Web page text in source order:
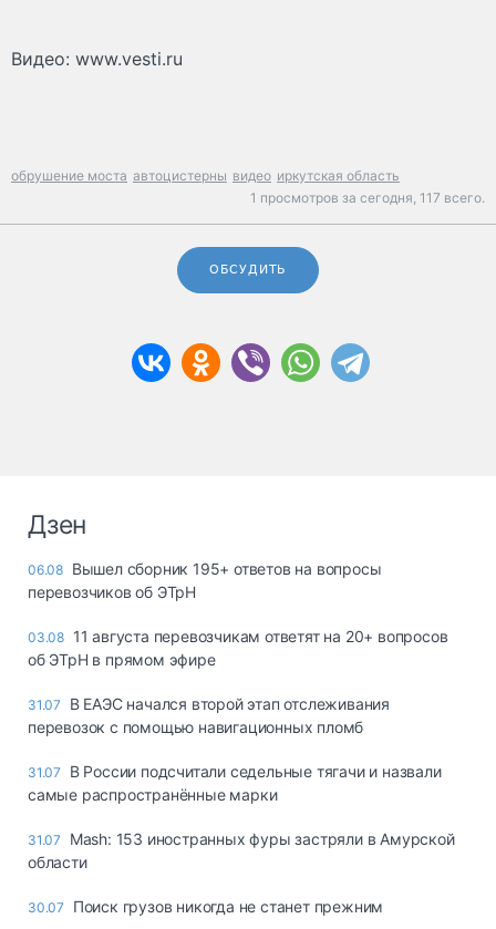
Видео: www.vesti.ru
обрушение моста автоцистерны видео иркутская область
1 просмотров за сегодня, 117 всего.
ОБСУДИТЬ
Дзен
06.08 Вышел сборник 195+ ответов на вопросы
перевозчиков об ЭТрН
03.08 11 августа перевозчикам ответят на 20+ вопросов
об ЭТрН в прямом эфире
31.07
В ЕАЭС начался второй этап отслеживания
перевозок с помощью навигационных пломб
31.07
В России подсчитали седельные тягачи и назвали
самые распространённые марки
31.07
Mash: 153 иностранных фуры застряли в Амурской
области
30.07 Поиск грузов никогда не станет прежним